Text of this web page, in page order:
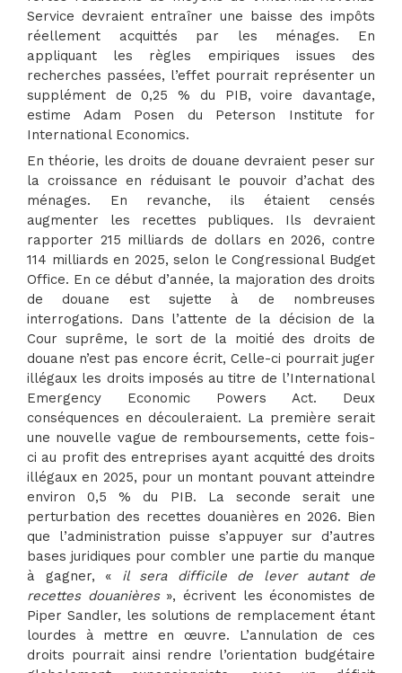
Service devraient entraîner une baisse des impôts
réellement acquittés par les ménages. En
appliquant les règles empiriques issues des
recherches passées, l’effet pourrait représenter un
supplément de 0,25 % du PIB, voire davantage,
estime Adam Posen du Peterson Institute for
International Economics.
En théorie, les droits de douane devraient peser sur
la croissance en réduisant le pouvoir d’achat des
ménages. En revanche, ils étaient censés
augmenter les recettes publiques. Ils devraient
rapporter 215 milliards de dollars en 2026, contre
114 milliards en 2025, selon le Congressional Budget
Office. En ce début d’année, la majoration des droits
de douane est sujette à de nombreuses
interrogations. Dans l’attente de la décision de la
Cour suprême, le sort de la moitié des droits de
douane n’est pas encore écrit, Celle-ci pourrait juger
illégaux les droits imposés au titre de l’International
Emergency Economic Powers Act. Deux
conséquences en découleraient. La première serait
une nouvelle vague de remboursements, cette fois-
ci au profit des entreprises ayant acquitté des droits
illégaux en 2025, pour un montant pouvant atteindre
environ 0,5 % du PIB. La seconde serait une
perturbation des recettes douanières en 2026. Bien
que l’administration puisse s’appuyer sur d’autres
bases juridiques pour combler une partie du manque
à gagner, « il sera difficile de lever autant de
recettes douanières», écrivent les économistes de
Piper Sandler, les solutions de remplacement étant
lourdes à mettre en œuvre. L’annulation de ces
droits pourrait ainsi rendre l’orientation budgétaire